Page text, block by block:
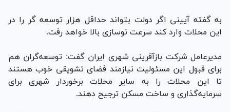
به گفته آیینی اگر دولت بتواند حداقل هزار توسعه گر را در
این محلات وارد کند سرعت نوسازی بالا خواهد رفت.
مدیرعامل شرکت بازآفرینی شهری ایران گفت: توسعه‌گران هم
برای قبول این مسئولیت نیازمند فضای تشویقی خوب هستند
تا این محلات را به سایر محلات برخوردار شهری برای
سرمایه‌گذاری و ساخت مسکن ترجیح دهند.